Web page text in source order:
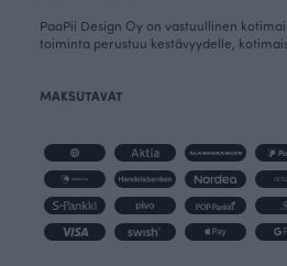
PaaPii Design Oy on vastuullinen
toiminta perustuu kestävyydelle,
MAKSUTAVAT